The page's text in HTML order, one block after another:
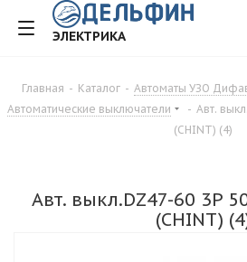
ЭЛЕКТРИКА
Главная - Каталог - Автоматы УЗО
Автоматические выключатели
- Авт.
(CHINT) (4)
Авт. выкл.DZ47-60 3P
(CHINT)